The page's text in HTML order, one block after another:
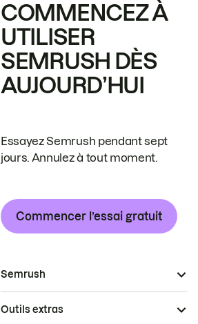
COMMENCEZ À
UTILISER
SEMRUSH DÈS
AUJOURD’HUI
Essayez Semrush pendant sept
jours. Annulez à tout moment.
Commencer l’essai gratuit
Semrush
Outils extras